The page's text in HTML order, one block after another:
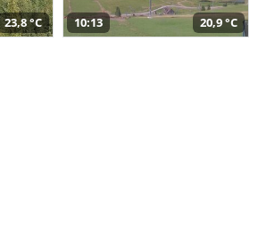
23,8 °C 10:13 20,9 °C